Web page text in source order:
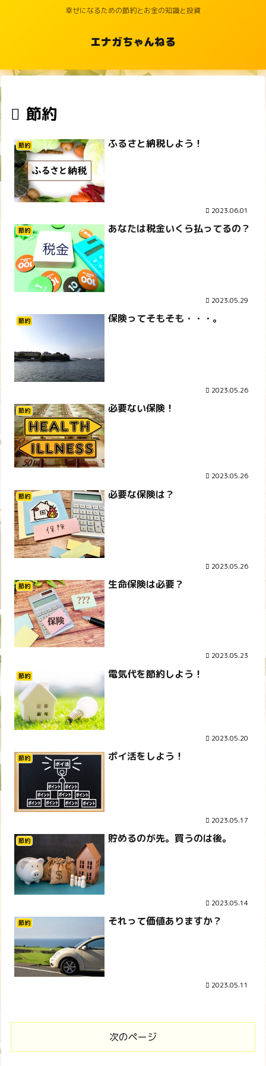
幸せになるための節約とお金の知識と投資
エナガちゃんねる
節約
節約 ふるさと納税しよう！
2023.06.01
節約 あなたは税金いくら払ってるの？
2023.05.29
節約 保険ってそもそも・・・。
2023.05.26
節約 必要ない保険！
2023.05.26
節約 必要な保険は？
2023.05.26
節約 生命保険は必要？
2023.05.23
節約 電気代を節約しよう！
2023.05.20
節約 ポイ活をしよう！
2023.05.17
節約 貯めるのが先。買うのは後。
2023.05.14
節約 それって価値ありますか？
2023.05.11
次のページ